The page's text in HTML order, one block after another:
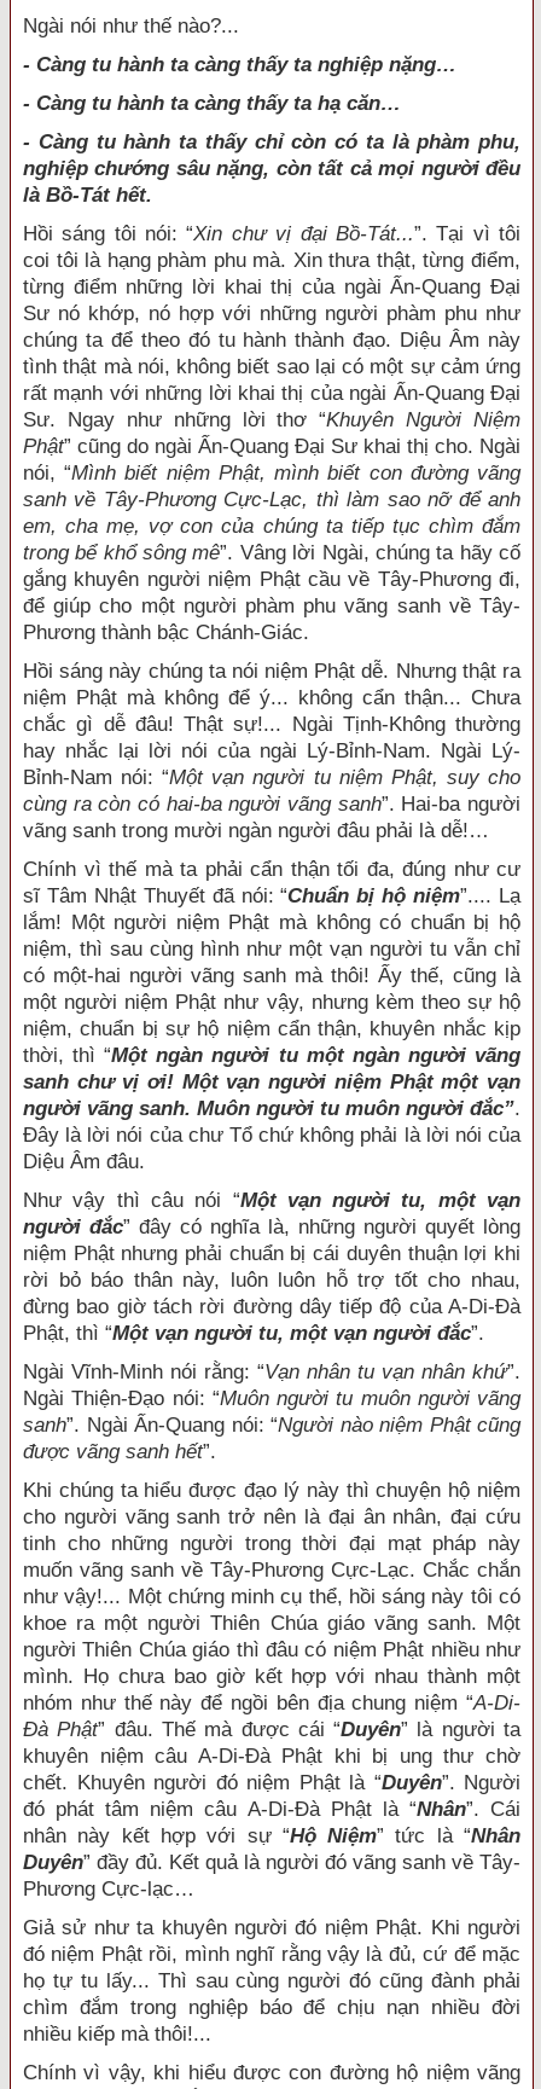
Ngài nói như thế nào?...
- Càng tu hành ta càng thấy ta nghiệp nặng…
- Càng tu hành ta càng thấy ta hạ căn…
- Càng tu hành ta thấy chỉ còn có ta là phàm phu,
nghiệp chướng sâu nặng, còn tất cả mọi người đều
là Bồ-Tát hết.
Hồi sáng tôi nói: “Xin chư vị đại Bồ-Tát...”. Tại vì tôi
coi tôi là hạng phàm phu mà. Xin thưa thật, từng điểm,
từng điểm những lời khai thị của ngài Ấn-Quang Đại
Sư nó khớp, nó hợp với những người phàm phu như
chúng ta để theo đó tu hành thành đạo. Diệu Âm này
tình thật mà nói, không biết sao lại có một sự cảm ứng
rất mạnh với những lời khai thị của ngài Ấn-Quang Đại
Sư. Ngay như những lời thơ “Khuyên Người Niệm
Phật” cũng do ngài Ấn-Quang Đại Sư khai thị cho. Ngài
nói, “Mình biết niệm Phật, mình biết con đường vãng
sanh về Tây-Phương Cực-Lạc, thì làm sao nỡ để anh
em, cha mẹ, vợ con của chúng ta tiếp tục chìm đắm
trong bể khổ sông mê”. Vâng lời Ngài, chúng ta hãy cố
gắng khuyên người niệm Phật cầu về Tây-Phương đi,
để giúp cho một người phàm phu vãng sanh về Tây-
Phương thành bậc Chánh-Giác.
Hồi sáng này chúng ta nói niệm Phật dễ. Nhưng thật ra
niệm Phật mà không để ý... không cẩn thận... Chưa
chắc gì dễ đâu! Thật sự!... Ngài Tịnh-Không thường
hay nhắc lại lời nói của ngài Lý-Bỉnh-Nam. Ngài Lý-
Bỉnh-Nam nói: “Một vạn người tu niệm Phật, suy cho
cùng ra còn có hai-ba người vãng sanh”. Hai-ba người
vãng sanh trong mười ngàn người đâu phải là dễ!…
Chính vì thế mà ta phải cẩn thận tối đa, đúng như cư
sĩ Tâm Nhật Thuyết đã nói: “Chuẩn bị hộ niệm”.... Lạ
lắm! Một người niệm Phật mà không có chuẩn bị hộ
niệm, thì sau cùng hình như một vạn người tu vẫn chỉ
có một-hai người vãng sanh mà thôi! Ấy thế, cũng là
một người niệm Phật như vậy, nhưng kèm theo sự hộ
niệm, chuẩn bị sự hộ niệm cẩn thận, khuyên nhắc kịp
thời, thì “Một ngàn người tu một ngàn người vãng
sanh chư vị ơi! Một vạn người niệm Phật một vạn
người vãng sanh. Muôn người tu muôn người đắc”.
Đây là lời nói của chư Tổ chứ không phải là lời nói của
Diệu Âm đâu.
Như vậy thì câu nói “Một vạn người tu, một vạn
người đắc” đây có nghĩa là, những người quyết lòng
niệm Phật nhưng phải chuẩn bị cái duyên thuận lợi khi
rời bỏ báo thân này, luôn luôn hỗ trợ tốt cho nhau,
đừng bao giờ tách rời đường dây tiếp độ của A-Di-Đà
Phật, thì “Một vạn người tu, một vạn người đắc”.
Ngài Vĩnh-Minh nói rằng: “Vạn nhân tu vạn nhân khứ”.
Ngài Thiện-Đạo nói: “Muôn người tu muôn người vãng
sanh”. Ngài Ấn-Quang nói: “Người nào niệm Phật cũng
được vãng sanh hết”.
Khi chúng ta hiểu được đạo lý này thì chuyện hộ niệm
cho người vãng sanh trở nên là đại ân nhân, đại cứu
tinh cho những người trong thời đại mạt pháp này
muốn vãng sanh về Tây-Phương Cực-Lạc. Chắc chắn
như vậy!... Một chứng minh cụ thể, hồi sáng này tôi có
khoe ra một người Thiên Chúa giáo vãng sanh. Một
người Thiên Chúa giáo thì đâu có niệm Phật nhiều như
mình. Họ chưa bao giờ kết hợp với nhau thành một
nhóm như thế này để ngồi bên địa chung niệm “A-Di-
Đà Phật” đâu. Thế mà được cái “Duyên” là người ta
khuyên niệm câu A-Di-Đà Phật khi bị ung thư chờ
chết. Khuyên người đó niệm Phật là “Duyên”. Người
đó phát tâm niệm câu A-Di-Đà Phật là “Nhân”. Cái
nhân này kết hợp với sự “Hộ Niệm” tức là “Nhân
Duyên” đầy đủ. Kết quả là người đó vãng sanh về Tây-
Phương Cực-lạc…
Giả sử như ta khuyên người đó niệm Phật. Khi người
đó niệm Phật rồi, mình nghĩ rằng vậy là đủ, cứ để mặc
họ tự tu lấy... Thì sau cùng người đó cũng đành phải
chìm đắm trong nghiệp báo để chịu nạn nhiều đời
nhiều kiếp mà thôi!...
Chính vì vậy, khi hiểu được con đường hộ niệm vãng